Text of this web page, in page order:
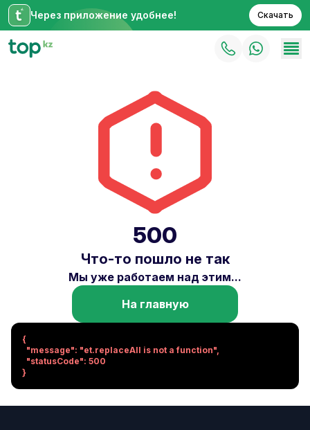
Через приложение удобнее! Скачать
500
Что-то пошло не так
Мы уже работаем над этим...
На главную
{
}